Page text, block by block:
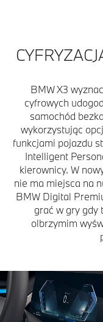
BMW X3
cyfrowych
samochód
wykorzystując
funkcjami pojazdu
Intelligent
kierownicy. W
nie ma miejsca na
BMW Digital
grać w gry gdy
olbrzymim